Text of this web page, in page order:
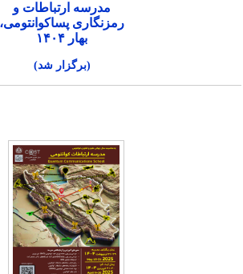
مدرسه ارتباطات و
رمزنگاری پساکوانتومی،
بهار ۱۴۰۴
(برگزار شد)